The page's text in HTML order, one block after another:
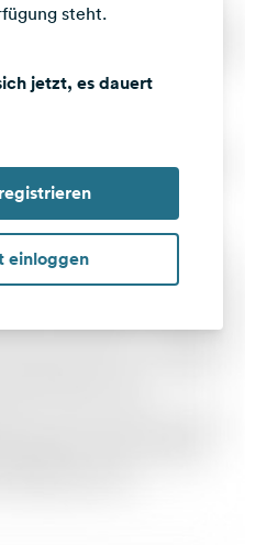
steht.
jetzt, es dauert
einloggen